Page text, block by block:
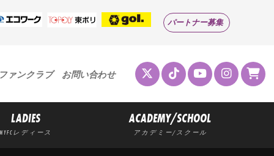
パートナー募集
ァンクラブ お問い合わせ
LADIES
MYFCレディース
ACADEMY/SCHOOL
アカデミー/スクール